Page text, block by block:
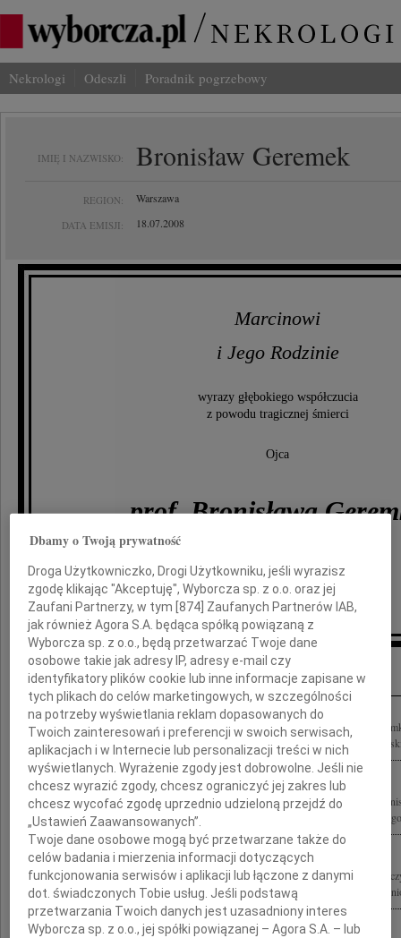
Nekrologi Odeszli Poradnik pogrzebowy
IMIĘ I NAZWISKO: Bronisław Geremek
REGION: Warszawa
DATA EMISJI: 18.07.2008
Marcinowi
i Jego Rodzinie
wyrazy głębokiego współczucia
z powodu tragicznej śmierci
Ojca
prof. Bronisława
Paweł Zaborowski
Inne kondolencje
Z najgłębszyn żalem przyjęliśmy wiadomość o śmierci profesora Bronisława
polityka, dyplomaty Naszemu Koledze Marcinowi Geremkowi oraz Rodzinie i
Wyrazy głębokiego żalu i współczucia Rodzinie tragicznie zmarłego profesora
kierownictwo, funkcjonariusze i pracownicy Agencji Bezpieczeństwa Wewnętrznego
Z głębokim smutkiem i żalem pożegnaliśmy wielkiego Człowieka, Polaka-
Będzie nam bardzo brakowało Jego mądrości, wiedzy i wielkiego serca. Polska
Dbamy o Twoją prywatność
Droga Użytkowniczko, Drogi Użytkowniku, jeśli wyrazisz
zgodę klikając "Akceptuję", Wyborcza sp. z o.o. oraz jej
Zaufani Partnerzy, w tym [874 ] Zaufanych Partnerów IAB,
jak również Agora S.A. będąca spółką powiązaną z
Wyborcza sp. z o.o., będą przetwarzać Twoje dane
osobowe takie jak adresy IP, adresy e-mail czy
identyfikatory plików cookie lub inne informacje zapisane w
tych plikach do celów marketingowych, w szczególności
na potrzeby wyświetlania reklam dopasowanych do
Twoich zainteresowań i preferencji w swoich serwisach,
aplikacjach i w Internecie lub personalizacji treści w nich
wyświetlanych. Wyrażenie zgody jest dobrowolne. Jeśli nie
chcesz wyrazić zgody, chcesz ograniczyć jej zakres lub
chcesz wycofać zgodę uprzednio udzieloną przejdź do
„Ustawień Zaawansowanych”.
Twoje dane osobowe mogą być przetwarzane także do
celów badania i mierzenia informacji dotyczących
funkcjonowania serwisów i aplikacji lub łączone z danymi
dot. świadczonych Tobie usług. Jeśli podstawą
przetwarzania Twoich danych jest uzasadniony interes
Wyborcza sp. z o.o., jej spółki powiązanej – Agora S.A. – lub